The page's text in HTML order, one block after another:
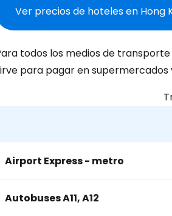
Ver precios de hoteles en Hong
todos los medios de
para pagar en supermercados
Airport Express - metro
Autobuses A11, A12